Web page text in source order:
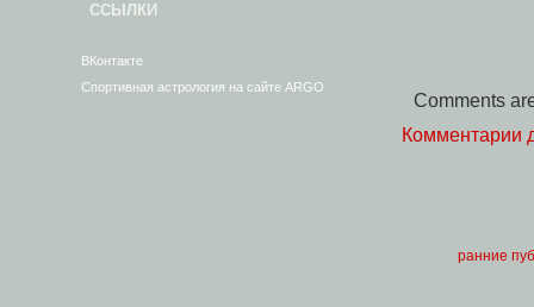
ССЫЛКИ
ВКонтакте
Спортивная астрология на сайте ARGO
Comments
Комментарии
ранние